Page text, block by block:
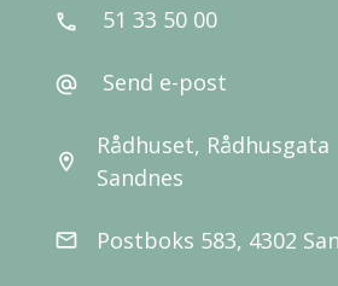
call 51 33 50 00
alternate_email Send e-post
location_on
Rådhuset, Rådhusgata
Sandnes
email Postboks 583, 4302